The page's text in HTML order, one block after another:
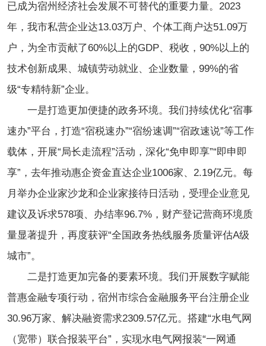
已成为宿州经济社会发展不可替代的重要力量。2023
年，我市私营企业达13.03万户、个体工商户达51.09万
户，为全市贡献了60%以上的GDP、税收，90%以上的
技术创新成果、城镇劳动就业、企业数量，99%的省
级“专精特新”企业。
一是打造更加便捷的政务环境。我们持续优化“宿事
速办”平台，打造“宿税速办”“宿纷速调”“宿政速说”等工作
载体，开展“局长走流程”活动，深化“免申即享”“即申即
享”，去年推动惠企资金直达企业1006家、2.19亿元。每
月举办企业家沙龙和企业家接待日活动，受理企业意见
建议及诉求578项、办结率96.7%，财产登记营商环境质
量显著提升，再度获评“全国政务热线服务质量评估A级
城市”。
二是打造更加完备的要素环境。我们开展数字赋能
普惠金融专项行动，宿州市综合金融服务平台注册企业
30.96万家、解决融资需求2309.57亿元。搭建“水电气网
（宽带）联合报装平台”，实现水电气网报装“一网通